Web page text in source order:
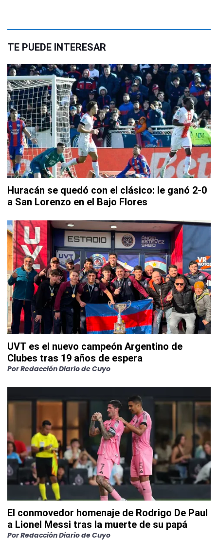
TE PUEDE INTERESAR
Huracán se quedó con el clásico: le ganó 2-0
a San Lorenzo en el Bajo Flores
UVT es el nuevo campeón Argentino de
Clubes tras 19 años de espera
PorRedacción Diario de Cuyo
El conmovedor homenaje de Rodrigo De Paul
a Lionel Messi tras la muerte de su papá
PorRedacción Diario de Cuyo